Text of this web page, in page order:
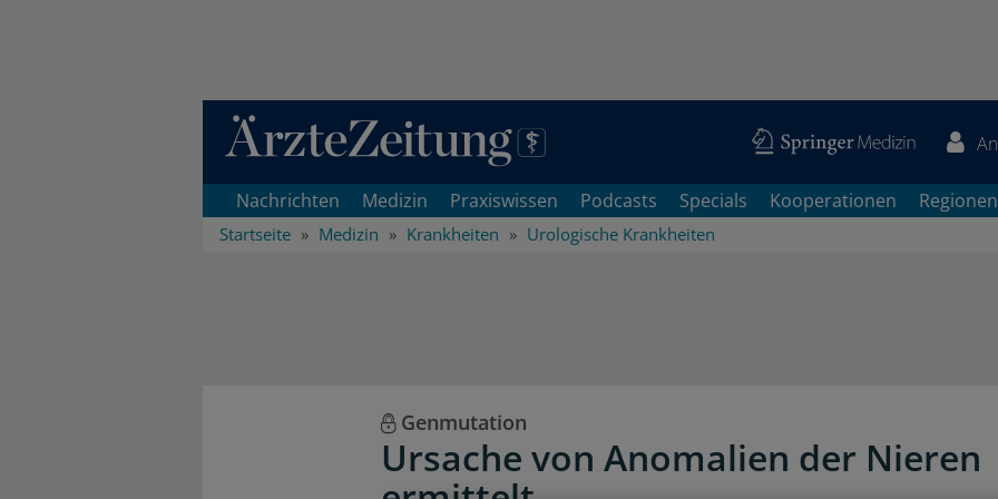
Direkt zum Inhaltsbereich
Nachrichten Medizin Praxiswissen Podcasts Specials Kooperationen Regionen
Startseite Medizin Krankheiten Urologische Krankheiten
Genmutation
Ursache von Anomalien der Nieren